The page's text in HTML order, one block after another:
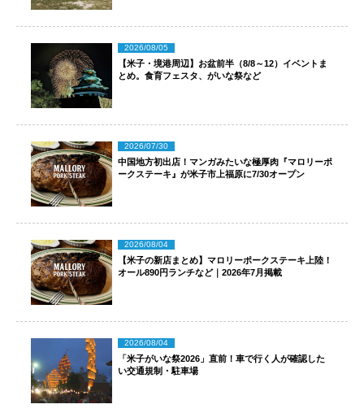
2026/08/05
【米子・境港周辺】お盆前半（8/8～12）イベントま
とめ。食育フェスタ、がいな祭など
2026/07/30
中国地方初出店！マンガみたいな極厚肉『マロリーポ
ークステーキ』が米子市上福原に7/30オープン
2026/08/04
【米子の新店まとめ】マロリーポークステーキ上陸！
オール890円ランチなど｜2026年7月掲載
2026/08/04
「米子がいな祭2026」直前！車で行く人が確認した
い交通規制・駐車場